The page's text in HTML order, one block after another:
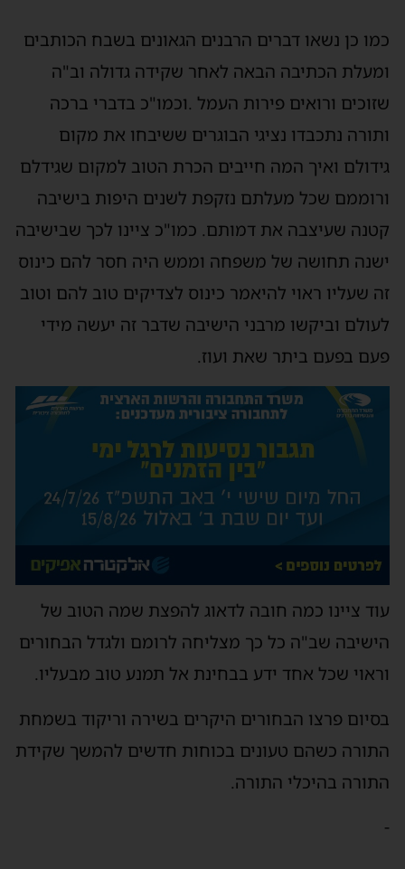
כמו כן נשאו דברים הרבנים הגאונים בשבח הכותבים
ומעלת הכתיבה הבאה לאחר שקידה גדולה וב"ה
שזוכים ורואים פירות העמל .וכמו"כ בדברי ברכה
ותורה נתכבדו נציגי הבוגרים ששיבחו את מקום
גידולם ואיך המה חייבים הכרת הטוב למקום שגידלם
ורוממם שכל מעלתם נזקפת לשנים היפות בישיבה
קטנה שעיצבה את דמותם. כמו"כ ציינו לכך שבישיבה
ישנה תחושה של משפחה וממש היה חסר להם כינוס
זה שעליו ראוי להיאמר כינוס לצדיקים טוב להם וטוב
לעולם וביקשו מרבני הישיבה שדבר זה יעשה מידי
פעם בפעם ביתר שאת ועוז.
עוד ציינו כמה חובה לדאוג להפצת שמה הטוב של
הישיבה שב"ה כל כך מצליחה לרומם ולגדל הבחורים
וראוי שכל אחד ידע בבחינת אל תמנע טוב מבעליו.
בסיום פרצו הבחורים היקרים בשירה וריקוד בשמחת
התורה כשהם טעונים בכוחות חדשים להמשך שקידת
התורה בהיכלי התורה.
-